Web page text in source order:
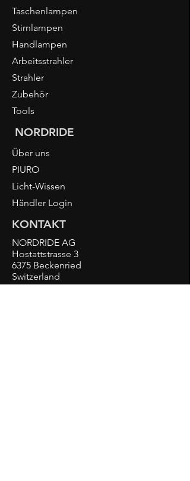
Taschenlampen
Stirnlampen
Handlampen
Arbeitsstrahler
Strahler
Zubehör
Tools
NORDRIDE
Über uns
PIURO
Licht-Wissen
Händler Login
KONTAKT
NORDRIDE AG
Hostattstrasse 3
6375 Beckenried
Switzerland